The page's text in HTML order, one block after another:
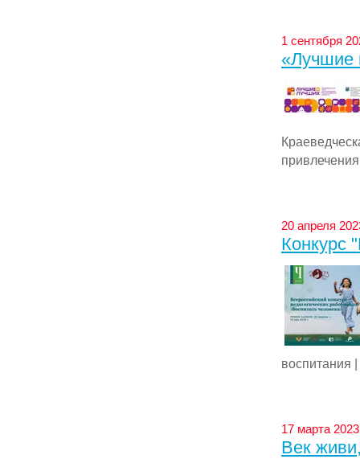
1 сентября
«Лучшие
20 апреля
Конкурс
17 марта
Век